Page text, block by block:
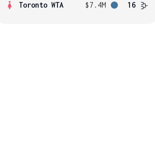
Toronto WTA
$7.4M 16